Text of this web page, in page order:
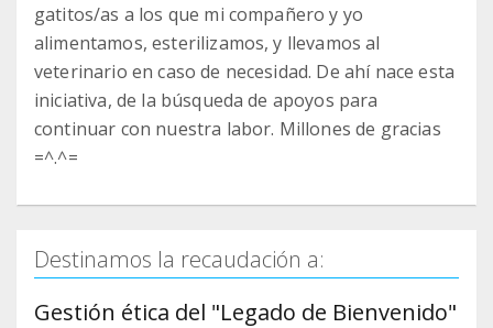
gatitos/as a los que mi compañero y yo
alimentamos, esterilizamos, y llevamos al
veterinario en caso de necesidad. De ahí nace esta
iniciativa, de la búsqueda de apoyos para
continuar con nuestra labor. Millones de gracias
=^.^=
Destinamos la recaudación a:
Gestión ética del "Legado de Bienvenido"